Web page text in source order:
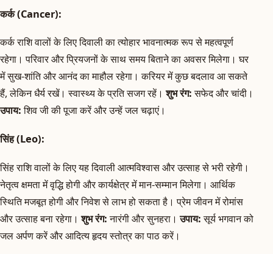
कर्क (Cancer):
कर्क राशि वालों के लिए दिवाली का त्योहार भावनात्मक रूप से महत्वपूर्ण
रहेगा। परिवार और प्रियजनों के साथ समय बिताने का अवसर मिलेगा। घर
में सुख-शांति और आनंद का माहौल रहेगा। करियर में कुछ बदलाव आ सकते
हैं, लेकिन धैर्य रखें। स्वास्थ्य के प्रति सजग रहें।शुभ रंग:सफेद और चांदी।
उपाय:शिव जी की पूजा करें और उन्हें जल चढ़ाएं।
सिंह (Leo):
सिंह राशि वालों के लिए यह दिवाली आत्मविश्वास और उत्साह से भरी रहेगी।
नेतृत्व क्षमता में वृद्धि होगी और कार्यक्षेत्र में मान-सम्मान मिलेगा। आर्थिक
स्थिति मजबूत होगी और निवेश से लाभ हो सकता है। प्रेम जीवन में रोमांस
और उत्साह बना रहेगा।शुभ रंग:नारंगी और सुनहरा।उपाय:सूर्य भगवान को
जल अर्पण करें और आदित्य हृदय स्तोत्र का पाठ करें।